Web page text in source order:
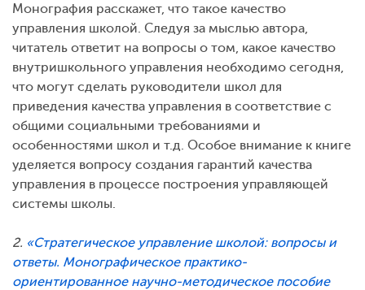
Монография расскажет, что такое качество
управления школой. Следуя за мыслью автора,
читатель ответит на вопросы о том, какое качество
внутришкольного управления необходимо сегодня,
что могут сделать руководители школ для
приведения качества управления в соответствие с
общими социальными требованиями и
особенностями школ и т.д. Особое внимание к книге
уделяется вопросу создания гарантий качества
управления в процессе построения управляющей
системы школы.
2. «Стратегическое управление школой: вопросы и
ответы. Монографическое практико-
ориентированное научно-методическое пособие